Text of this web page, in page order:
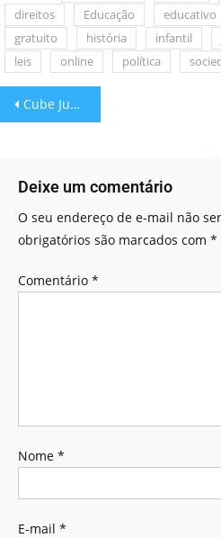
direitos Educação educativo
gratuito
história infantil
leis
online política
Cube Jump! O Pulo do Cubo
Deixe um comentário
O seu endereço de e-mail não
obrigatórios são marcados com *
Comentário *
Nome *
E-mail *